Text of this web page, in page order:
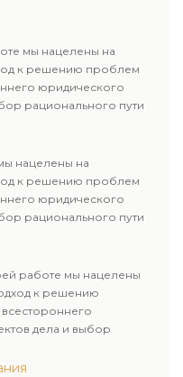
мы нацелены на
к решению проблем
юридического
рационального пути
нацелены на
к решению проблем
юридического
рационального пути
работе мы нацелены
к решению
дела и выбор